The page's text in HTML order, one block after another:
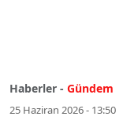
Haberler - Gündem
25 Haziran 2026 - 13:50